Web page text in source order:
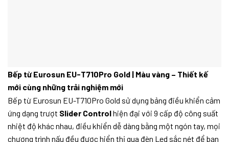
Bếp từ Eurosun EU-T710Pro Gold | Màu vàng – Thiết kế
mới cùng những trải nghiệm mới
Bếp từ Eurosun EU-T710Pro Gold sử dụng bảng điều khiển cảm
ứng dạng trượt Slider Controlhiện đại với 9 cấp độ công suất
nhiệt độ khác nhau, điều khiển dễ dàng bằng một ngón tay, mọi
chương trình nấu đều được hiển thị qua đèn Led sắc nét để bạn